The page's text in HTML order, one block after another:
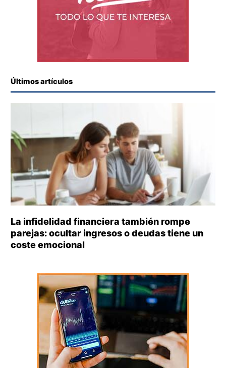
Últimos artículos
La infidelidad financiera también rompe
parejas: ocultar ingresos o deudas tiene un
coste emocional